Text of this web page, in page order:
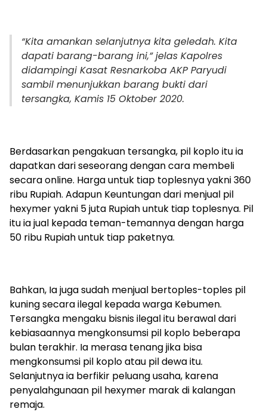
“Kita amankan selanjutnya kita geledah. Kita
dapati barang-barang ini,” jelas Kapolres
didampingi Kasat Resnarkoba AKP Paryudi
sambil menunjukkan barang bukti dari
tersangka, Kamis 15 Oktober 2020.
Berdasarkan pengakuan tersangka, pil koplo itu ia
dapatkan dari seseorang dengan cara membeli
secara online. Harga untuk tiap toplesnya yakni 360
ribu Rupiah. Adapun Keuntungan dari menjual pil
hexymer yakni 5 juta Rupiah untuk tiap toplesnya. Pil
itu ia jual kepada teman-temannya dengan harga
50 ribu Rupiah untuk tiap paketnya.
Bahkan, Ia juga sudah menjual bertoples-toples pil
kuning secara ilegal kepada warga Kebumen.
Tersangka mengaku bisnis ilegal itu berawal dari
kebiasaannya mengkonsumsi pil koplo beberapa
bulan terakhir. Ia merasa tenang jika bisa
mengkonsumsi pil koplo atau pil dewa itu.
Selanjutnya ia berfikir peluang usaha, karena
penyalahgunaan pil hexymer marak di kalangan
remaja.